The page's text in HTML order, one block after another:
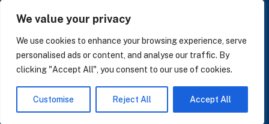
We value your privacy
We use cookies to enhance your browsing experience, serve
personalised ads or content, and analyse our traffic. By
clicking "Accept All", you consent to our use of cookies.
Customise Reject All Accept All
SUSCRÍBASE A NUESTRAS NOTICIAS
Perspectivas sobre IA, datos y CRM. Sin spam, solo lo que importa.